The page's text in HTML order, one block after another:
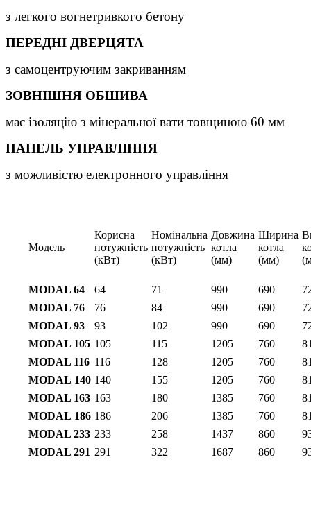
з легкого вогнетривкого бетону
ПЕРЕДНІ ДВЕРЦЯТА
з самоцентруючим закриванням
ЗОВНІШНЯ ОБШИВА
має ізоляцію з мінеральної вати товщиною 60 мм
ПАНЕЛЬ УПРАВЛІННЯ
з можливістю електронного управління
Модель
Корисна
потужність
(кВт)
Номінальна
потужність
(кВт)
Довжина
котла
(мм)
Ширина
котла
(мм)
MODAL 64 64 71 990 690
MODAL 76
76 84 990 690
MODAL 93
93 102 990 690
MODAL 105 105 115 1205 760
MODAL 116 116 128 1205 760
MODAL 140 140 155 1205 760
MODAL 163 163 180 1385 760
MODAL 186 186 206 1385 760
MODAL 233 233 258 1437 860
MODAL 291 291 322 1687 860